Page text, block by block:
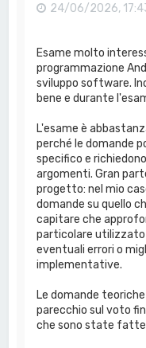
24/06/2026,
Esame molto
programmazione
sviluppo software.
bene e durante
L'esame è
perché le domande
specifico e
argomenti. Gran
progetto: nel mio
domande su quello
capitare che
particolare utilizzato
eventuali errori o
implementative.
Le domande
parecchio sul voto
che sono state fatte